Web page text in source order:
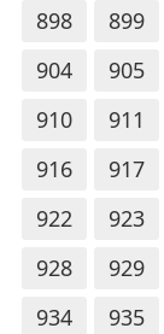
898
899
904
905
910
911
916
917
922
923
928
929
934
935